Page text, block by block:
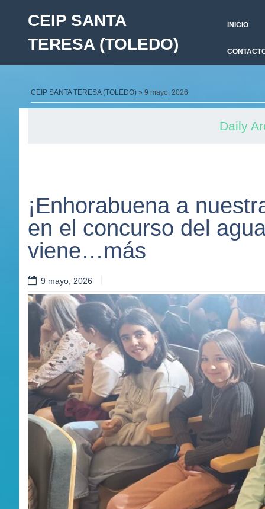
CEIP SANTA
TERESA (TOLEDO)
INICIO
CEIP SANTA TERESA (TOLEDO) » 9 mayo, 2026
Daily
¡Enhorabuena a
en el concurso del
viene…más
9 mayo, 2026